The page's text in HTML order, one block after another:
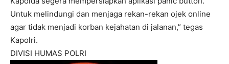
Untuk melindungi dan menjaga rekan-rekan ojek online
agar tidak menjadi korban kejahatan di jalanan,” tegas
Kapolri.
DIVISI HUMAS POLRI